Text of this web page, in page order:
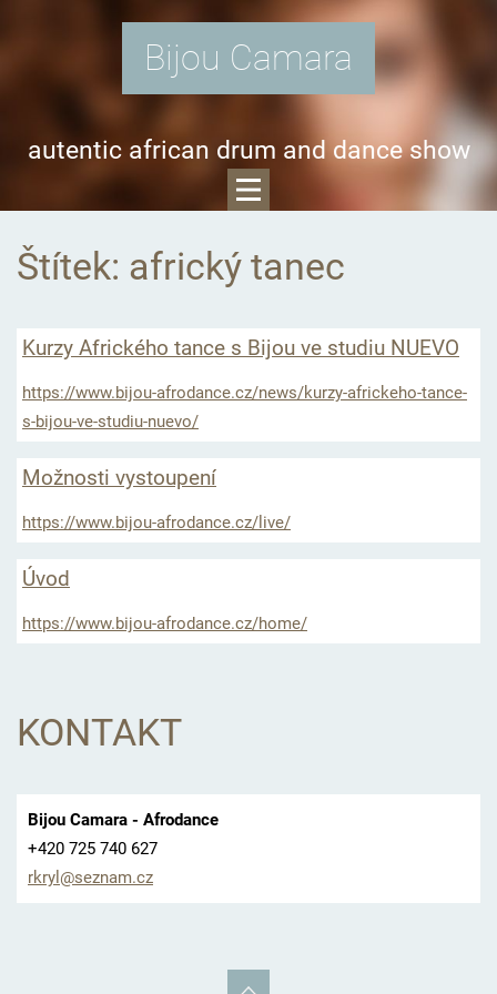
Bijou Camara
autentic african drum and dance show
Štítek: africký tanec
Kurzy Afrického tance s Bijou ve studiu NUEVO
https://www.bijou-afrodance.cz/news/kurzy-africkeho-tance-
s-bijou-ve-studiu-nuevo/
Možnosti vystoupení
https://www.bijou-afrodance.cz/live/
Úvod
https://www.bijou-afrodance.cz/home/
KONTAKT
Bijou Camara - Afrodance
+420 725 740 627
rkryl@seznam.cz